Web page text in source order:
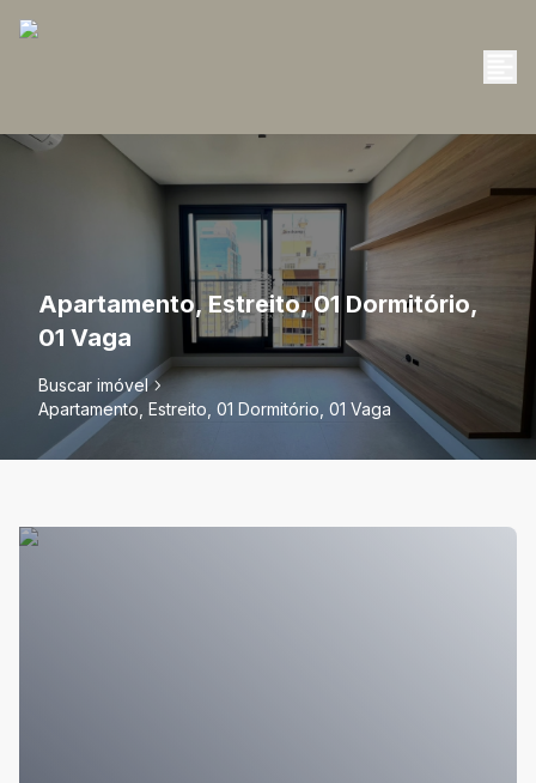
Apartamento, Estreito, 01 Dormitório,
01 Vaga
Buscar imóvel
Apartamento, Estreito, 01 Dormitório, 01 Vaga